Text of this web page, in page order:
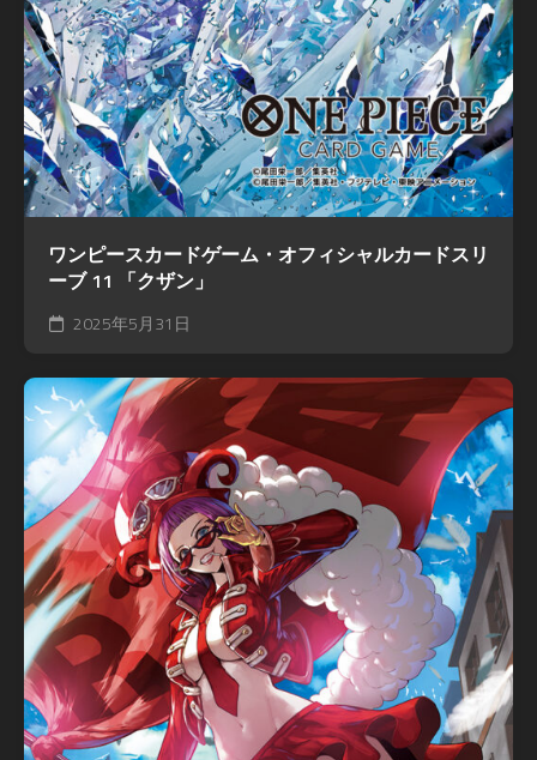
ワンピースカードゲーム・オフィシャルカードスリ
ーブ 11 「クザン」
2025年5月31日